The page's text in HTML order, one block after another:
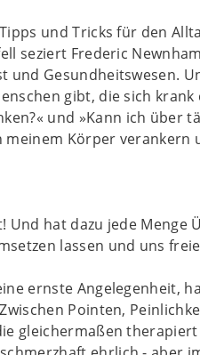
und Tricks für den
seziert Frederic
und Gesundheitswesen.
gibt, die sich
und »Kann ich über
meinem Körper verankern
Und hat dazu jede Menge
lassen und uns
ernste Angelegenheit,
Pointen,
gleichermaßen